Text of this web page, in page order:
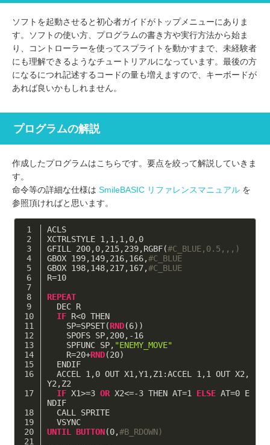
ソフトを起動させると初心者ガイドがトップメニューにありま
す。ソフトの使い方、プログラムの書き方や実行方法から始ま
り、コントローラーを使ってスプライトを動かすまで、未経験者
にも理解できるようなチュートリアルになっています。最後の方
になるにつれ記述するコードの量も増えますので、キーボードが
あれば良いかもしれません。
プログラムの解説
作成したプログラムはこちらです。要点を絞って解説していきま
す。
命令等の詳細な仕様は SmileBASIC リファレンスマニュアル を
参照頂ければと思います。
ACLS
XCTRLSTYLE 1 ,1 ,1 ,0,0
GFILL 200,0,215,239,RGBF(#C_BLUE, 0.5 ,,,)
GBOX 199,149,216,166,#C_BLUE
GBOX 198,148,217,167,#C_BLUE
R=10
REPEAT
  DEC R
IF R<0 THEN
    SP=SPSET(
RND(6))
    SPOFS SP,
200, -16
    SPFUNC SP,
"ENEMY_MOVE"
    R=
20+RND(20)
  ENDIF
  ACCEL
1 ,0 OUT X1,Y1,Z1:ACCEL 1 ,1
OUT X2,
Y2,Z2
IF X1>=3 OR X2<=-3 THEN AT=1 ELSE AT=0 E
NDIF
  CALL SPRITE
  VSYNC
UNTIL
BUTTON(0,#B_RDOWN)